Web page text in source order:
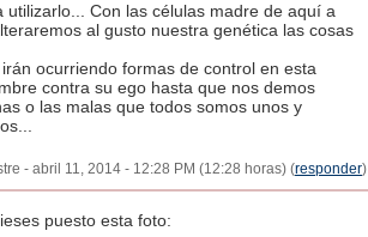
utilizarlo... Con las células madre de aquí a
al gusto nuestra genética las cosas
ocurriendo formas de control en esta
contra su ego hasta que nos demos
o las malas que todos somos unos y
- abril 11, 2014 - 12:28 PM (12:28 horas) (responder)
puesto esta foto: